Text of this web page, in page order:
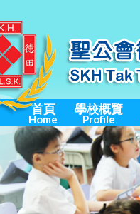
首頁
Home
學校概覽
Profile